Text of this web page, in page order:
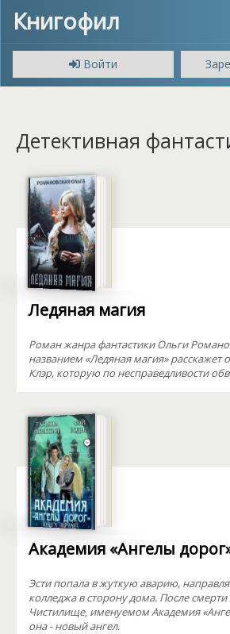
Книгофил
Войти
Детективная
Ледяная магия
Роман жанра фантастики Ольги
названием «Ледяная магия»
Клэр, которую по несправедливости
Академия «Ангелы
Эсти попала в жуткую аварию,
колледжа в сторону дома. После
Чистилище, именуемом Академия
она - новый ангел.